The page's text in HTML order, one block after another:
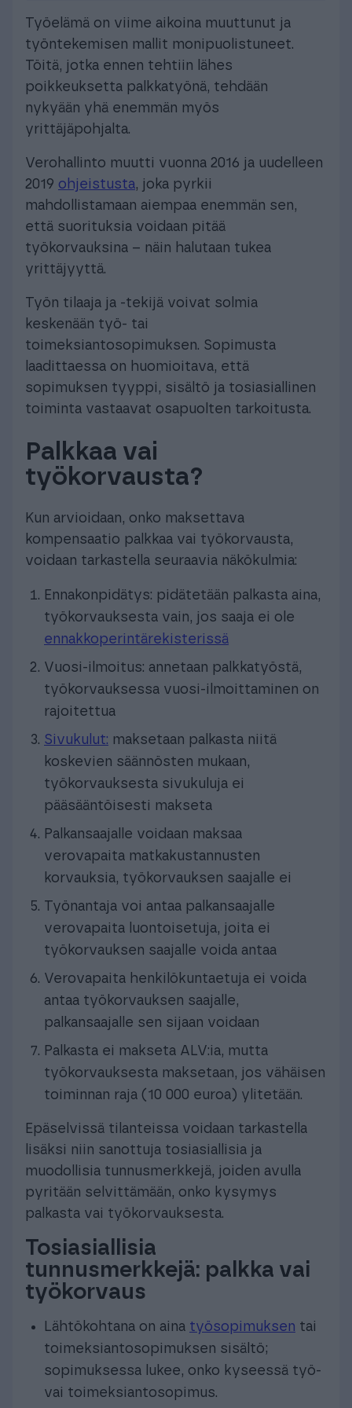
Työelämä on viime aikoina muuttunut ja
työntekemisen mallit monipuolistuneet.
Töitä, jotka ennen tehtiin lähes
poikkeuksetta palkkatyönä, tehdään
nykyään yhä enemmän myös
yrittäjäpohjalta.
Verohallinto muutti vuonna 2016 ja uudelleen
2019 ohjeistusta, joka pyrkii
mahdollistamaan aiempaa enemmän sen,
että suorituksia voidaan pitää
työkorvauksina – näin halutaan tukea
yrittäjyyttä.
Työn tilaaja ja -tekijä voivat solmia
keskenään työ- tai
toimeksiantosopimuksen. Sopimusta
laadittaessa on huomioitava, että
sopimuksen tyyppi, sisältö ja tosiasiallinen
toiminta vastaavat osapuolten tarkoitusta.
Palkkaa vai
työkorvausta?
Kun arvioidaan, onko maksettava
kompensaatio palkkaa vai työkorvausta,
voidaan tarkastella seuraavia näkökulmia:
Ennakonpidätys: pidätetään palkasta aina,
työkorvauksesta vain, jos saaja ei ole
ennakkoperintärekisterissä
Vuosi-ilmoitus: annetaan palkkatyöstä,
työkorvauksessa vuosi-ilmoittaminen on
rajoitettua
Sivukulut: maksetaan palkasta niitä
koskevien säännösten mukaan,
työkorvauksesta sivukuluja ei
pääsääntöisesti makseta
Palkansaajalle voidaan maksaa
verovapaita matkakustannusten
korvauksia, työkorvauksen saajalle ei
Työnantaja voi antaa palkansaajalle
verovapaita luontoisetuja, joita ei
työkorvauksen saajalle voida antaa
Verovapaita henkilökuntaetuja ei voida
antaa työkorvauksen saajalle,
palkansaajalle sen sijaan voidaan
Palkasta ei makseta ALV:ia, mutta
työkorvauksesta maksetaan, jos vähäisen
toiminnan raja (10 000 euroa) ylitetään.
Epäselvissä tilanteissa voidaan tarkastella
lisäksi niin sanottuja tosiasiallisia ja
muodollisia tunnusmerkkejä, joiden avulla
pyritään selvittämään, onko kysymys
palkasta vai työkorvauksesta.
Tosiasiallisia
tunnusmerkkejä: palkka vai
työkorvaus
Lähtökohtana on aina työsopimuksen tai
toimeksiantosopimuksen sisältö;
sopimuksessa lukee, onko kyseessä työ-
vai toimeksiantosopimus.